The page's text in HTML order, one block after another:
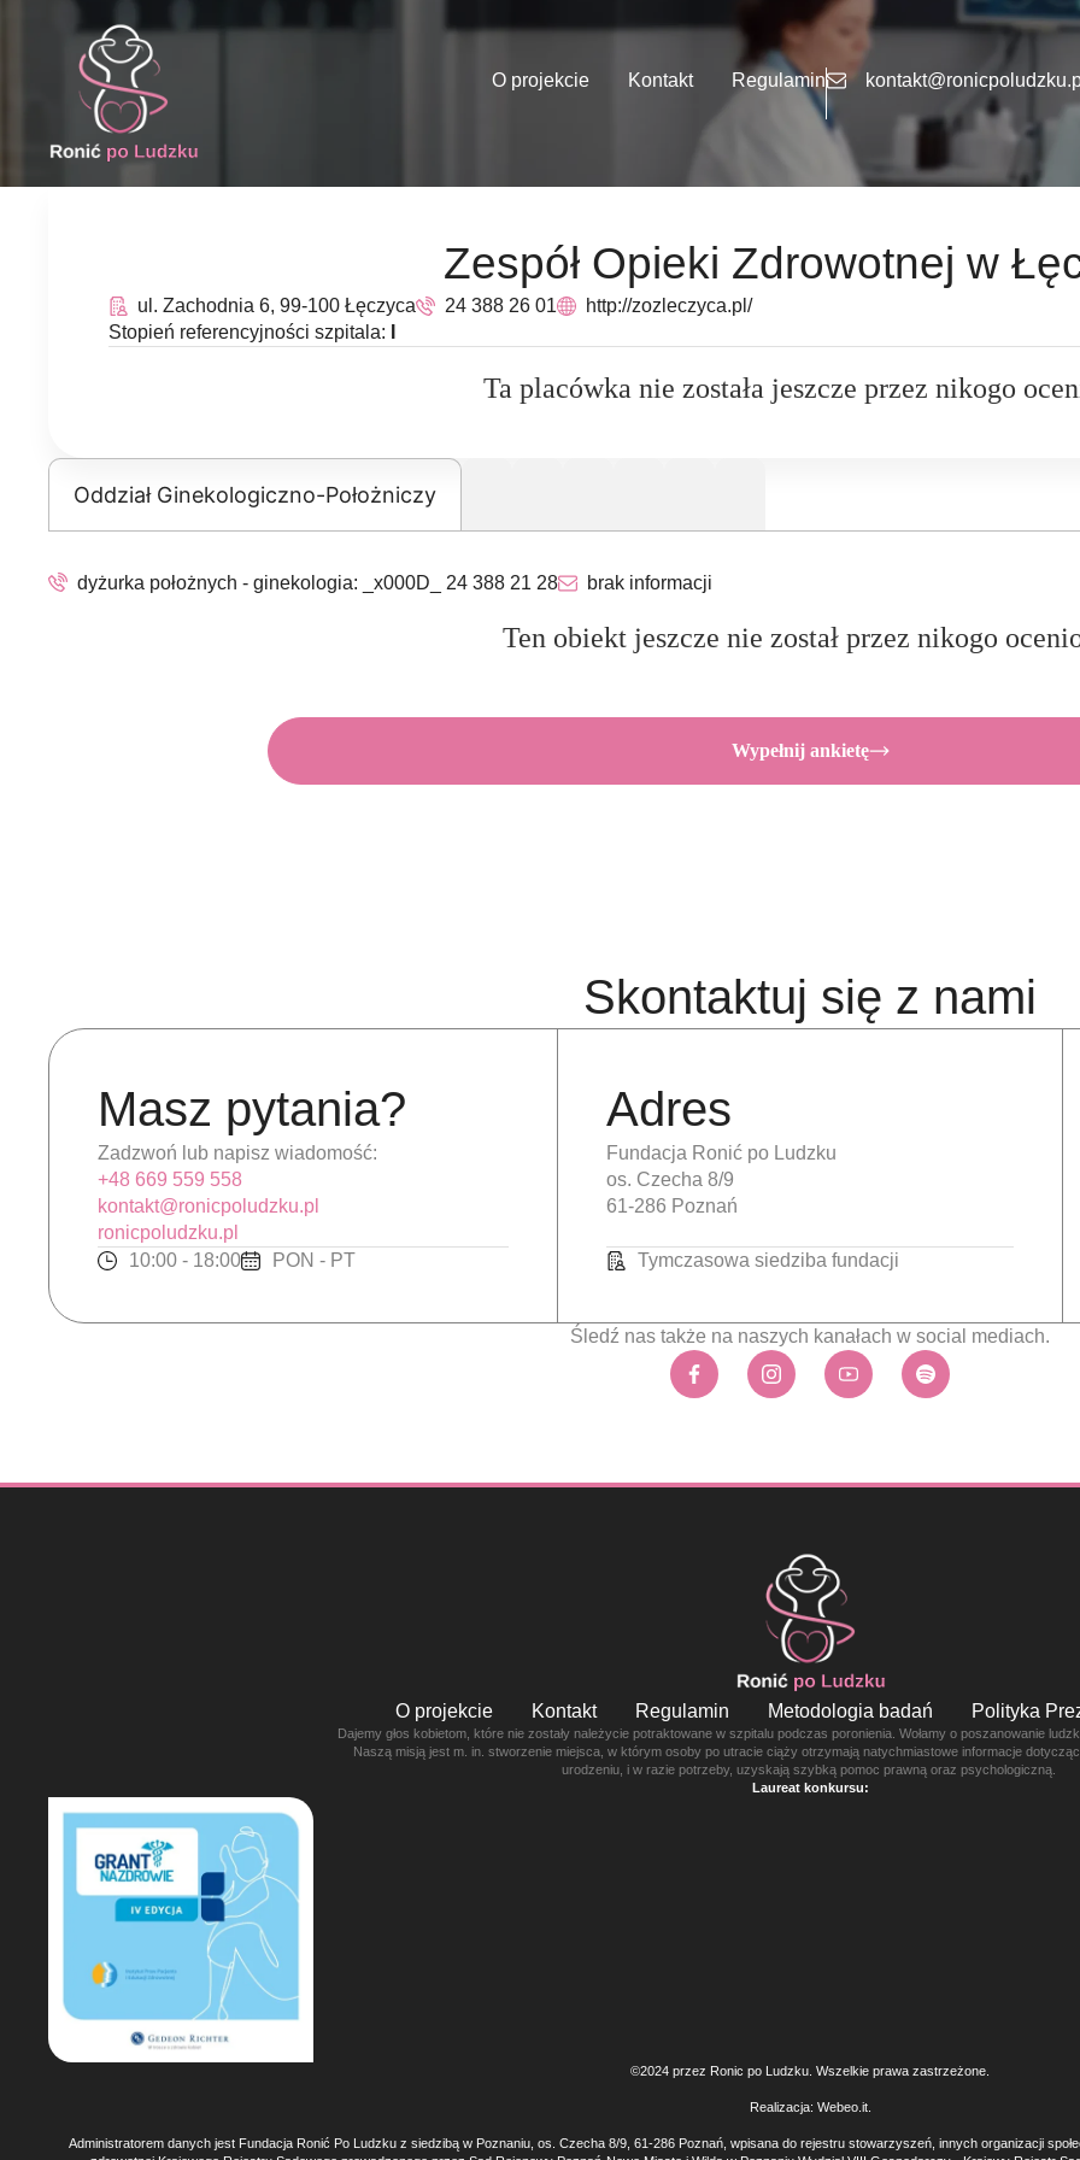
O projekcie Kontakt Regulamin
Zespół Opieki Zdrowotnej w
ul. Zachodnia 6, 99-100 Łęczyca 24 388 26 01
http://zozleczyca.pl/
Stopień referencyjności szpitala:
Ta placówka nie została jeszcze przez nikogo
Oddział Ginekologiczno-Położniczy
dyżurka położnych - ginekologia: _x000D_ 24 388 21 28 brak informacji
Ten obiekt jeszcze nie został przez nikogo
Wypełnij ankietę
Skontaktuj się z nami
Masz pytania?
Zadzwoń lub napisz wiadomość:
+48 669 559 558
kontakt@ronicpoludzku.pl
ronicpoludzku.pl
10:00 - 18:00
PON - PT
Adres
Fundacja Ronić po Ludzku
os. Czecha 8/9
61-286 Poznań
Tymczasowa siedziba fundacji
Śledź nas także na naszych kanałach w social mediach.
O projekcie Kontakt Regulamin Metodologia badań Polityka
Dajemy głos kobietom, które nie zostały należycie potraktowane w szpitalu podczas poronienia. Wołamy o poszanowanie
Naszą misją jest m. in. stworzenie miejsca, w którym osoby po utracie ciąży otrzymają natychmiastowe informacje
urodzeniu, i w razie potrzeby, uzyskają szybką pomoc prawną oraz psychologiczną.
Laureat konkursu:
©2024 przez Ronic po Ludzku. Wszelkie prawa zastrzeżone.
Realizacja: Webeo.it.
Administratorem danych jest Fundacja Ronić Po Ludzku z siedzibą w Poznaniu, os. Czecha 8/9, 61-286 Poznań, wpisana do rejestru stowarzyszeń, innych organizacji